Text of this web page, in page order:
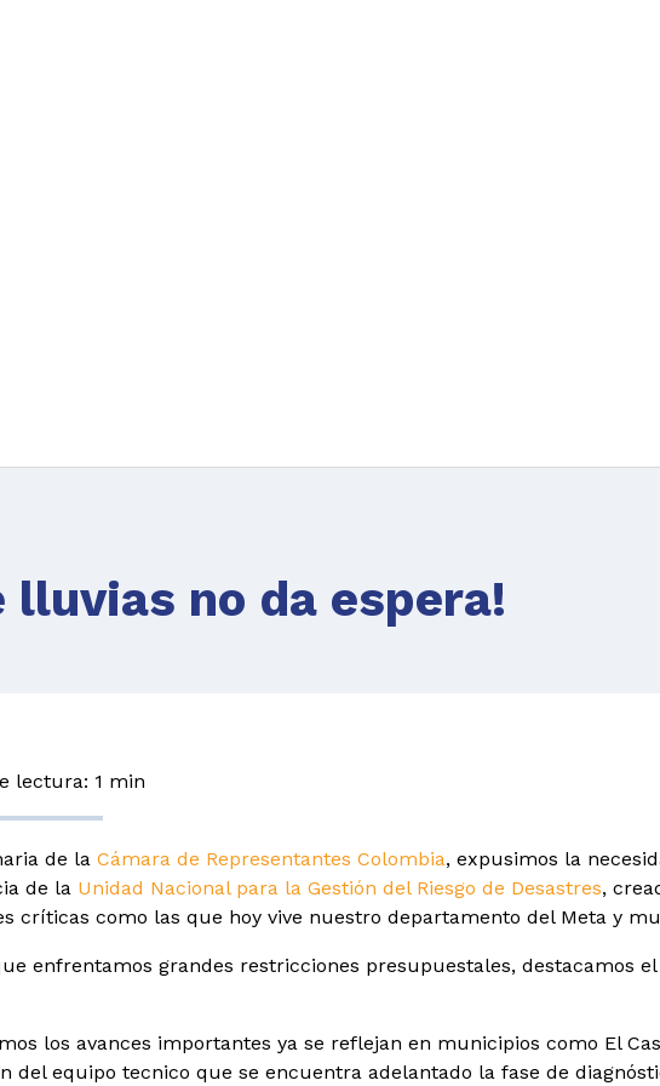
lluvias no da espera!
lectura: 1 min
de la Cámara de Representantes Colombia, expusimos la
de la Unidad Nacional para la Gestión del Riesgo de Desastres,
críticas como las que hoy vive nuestro departamento del Meta y
enfrentamos grandes restricciones presupuestales, destacamos
los avances importantes ya se reflejan en municipios como El
del equipo tecnico que se encuentra adelantado la fase de